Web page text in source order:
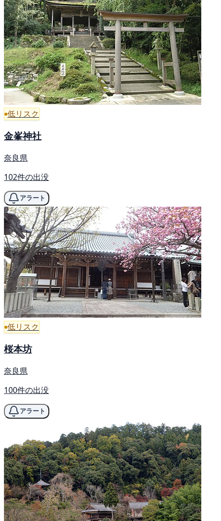
低リスク
金峯神社
奈良県
102件の出没
アラート
低リスク
桜本坊
奈良県
100件の出没
アラート